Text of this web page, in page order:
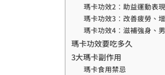
瑪卡功效2：助益運動表現
瑪卡功效3：改善疲勞、
瑪卡功效4：滋補強身、
瑪卡功效要吃多久
3大瑪卡副作用
瑪卡食用禁忌